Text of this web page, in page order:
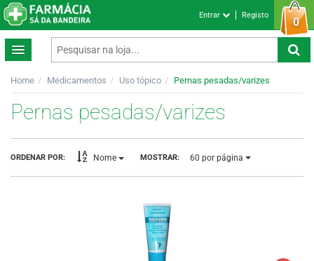
0
Entrar Registo
Home Medicamentos Uso tópico Pernas pesadas/varizes
Pernas pesadas/varizes
ORDENAR POR: Nome MOSTRAR: 60 por página